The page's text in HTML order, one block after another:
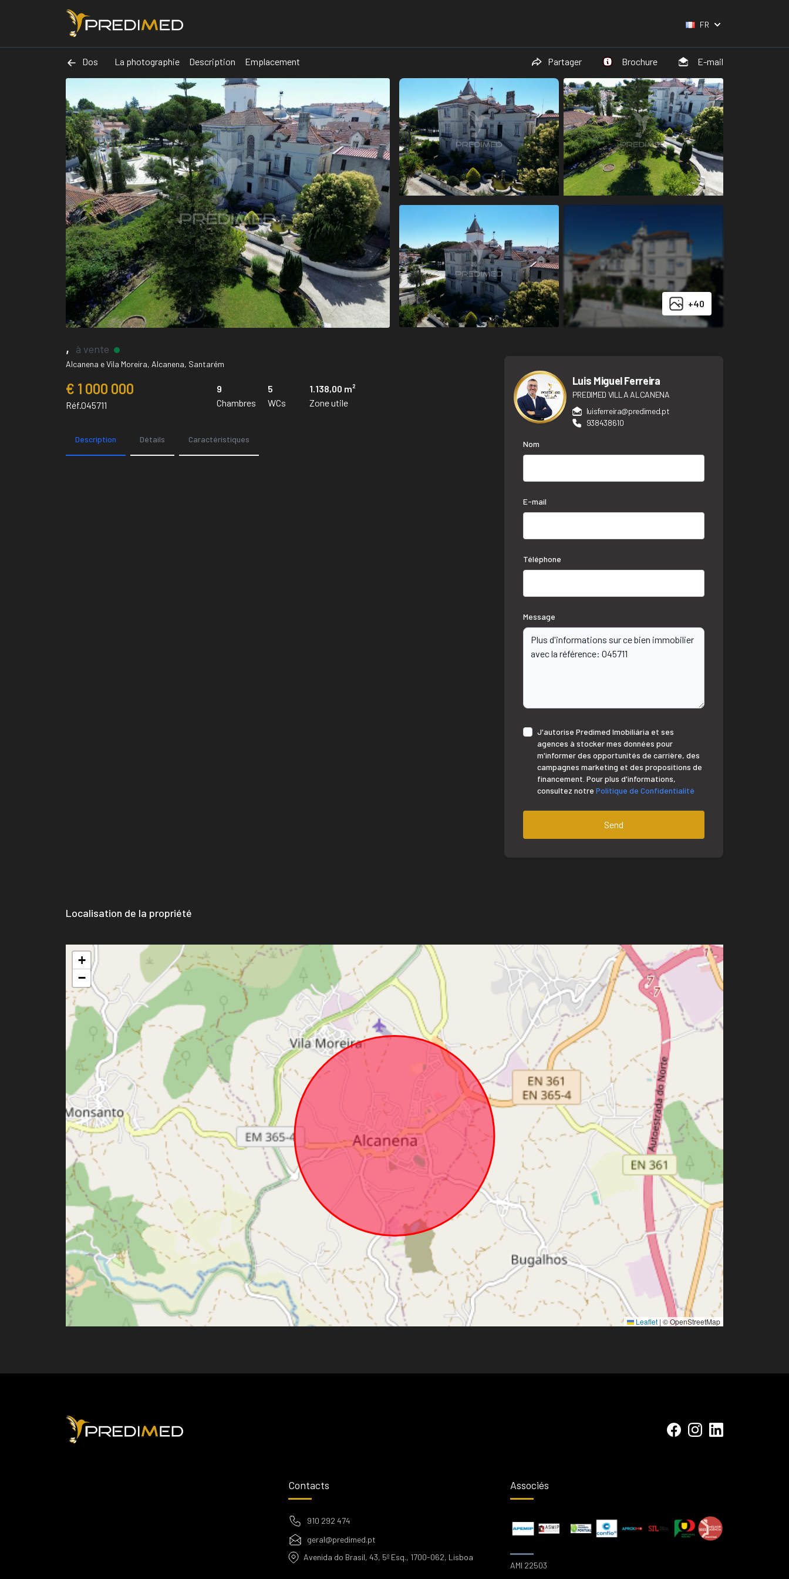
FR
Dos La photographie Description Emplacement Partager Brochure E-mail
+40
, à vente
Alcanena e Vila Moreira, Alcanena, Santarém
€ 1 000 000
Réf.045711
9
Chambres
5
WCs
1.138,00 m²
Zone utile
Description Détails Caractéristiques
Luis Miguel Ferreira
PREDIMED VILLA ALCANENA
luisferreira@predimed.pt
938438610
Nom
E-mail
Téléphone
Message
J'autorise Predimed Imobiliária et ses
agences à stocker mes données pour
m'informer des opportunités de carrière, des
campagnes marketing et des propositions de
financement. Pour plus d'informations,
consultez notre Politique de Confidentialité
Send
Localisation de la propriété
+
−
Leaflet | © OpenStreetMap
Contacts
910 292 474
geral@predimed.pt
Avenida do Brasil, 43, 5º Esq., 1700-062, Lisboa
Associés
AMI 22503